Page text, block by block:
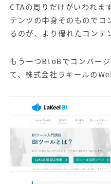
CTAの周りだけがいわれま
テンツの中身そのものでコ
るのが、より優れたコンテ
もう一つBtoBでコンバー
て、株式会社ラキールの